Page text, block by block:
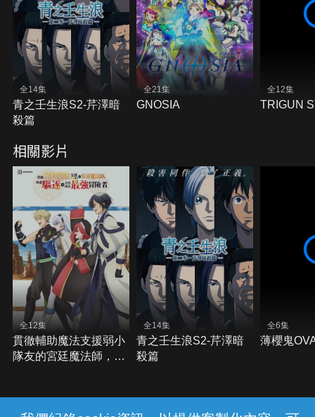
全14集
青之壬生浪S2-芹澤暗
殺篇
全21集
GNOSIA
全12集
TRIGUN
相關影片
全12集
貫徹輔助魔法支援弱小
隊友的宮廷魔法師，慘
全14集
青之壬生浪S2-芹澤暗
殺篇
全6集
薄櫻鬼